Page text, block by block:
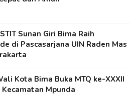
Sunan Giri Bima Raih
di Pascasarjana UIN Raden Mas
Kota Bima Buka MTQ ke-XXXII
Mpunda